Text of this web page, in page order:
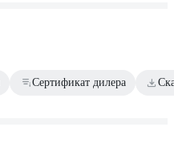
Сертификат дилера